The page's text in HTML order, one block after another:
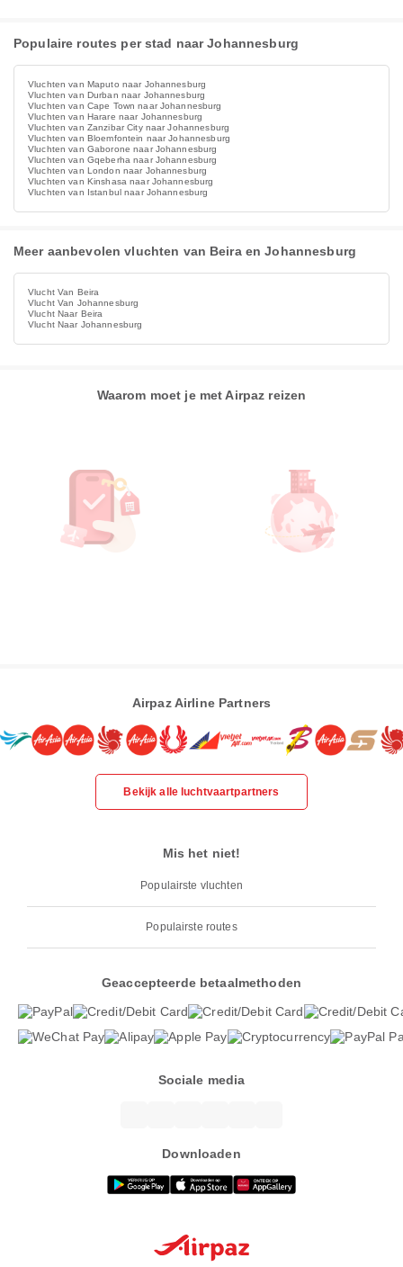
Populaire routes per stad naar Johannesburg
Vluchten van Maputo naar Johannesburg
Vluchten van Durban naar Johannesburg
Vluchten van Cape Town naar Johannesburg
Vluchten van Harare naar Johannesburg
Vluchten van Zanzibar City naar Johannesburg
Vluchten van Bloemfontein naar Johannesburg
Vluchten van Gaborone naar Johannesburg
Vluchten van Gqeberha naar Johannesburg
Vluchten van London naar Johannesburg
Vluchten van Kinshasa naar Johannesburg
Vluchten van Istanbul naar Johannesburg
Meer aanbevolen vluchten van Beira en Johannesburg
Vlucht Van Beira
Vlucht Van Johannesburg
Vlucht Naar Beira
Vlucht Naar Johannesburg
Waarom moet je met Airpaz reizen
Airpaz Airline Partners
Bekijk alle luchtvaartpartners
Mis het niet!
Populairste vluchten
Populairste routes
Geaccepteerde betaalmethoden
Sociale media
Downloaden